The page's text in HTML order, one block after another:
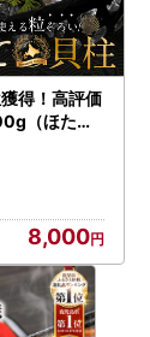
得！高評価
（ほたて
8,000